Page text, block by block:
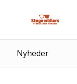
Nyheder